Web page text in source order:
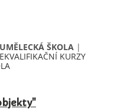
ŠKOLA |
KURZY